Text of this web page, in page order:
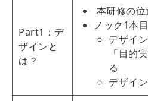
Part1：デ
ザインと
は？
本研修の
ノック1本
デザイ
「目的
る
デザイ